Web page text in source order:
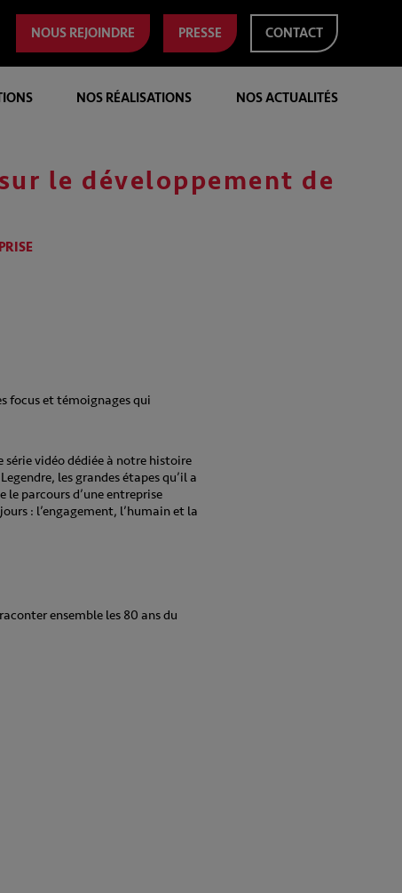
NOUS REJOINDRE PRESSE CONTACT
NOS RÉALISATIONS NOS ACTUALITÉS
le développement de
focus et témoignages qui
série vidéo dédiée à notre histoire
les grandes étapes qu’il a
le parcours d’une entreprise
: l’engagement, l’humain et la
ensemble les 80 ans du